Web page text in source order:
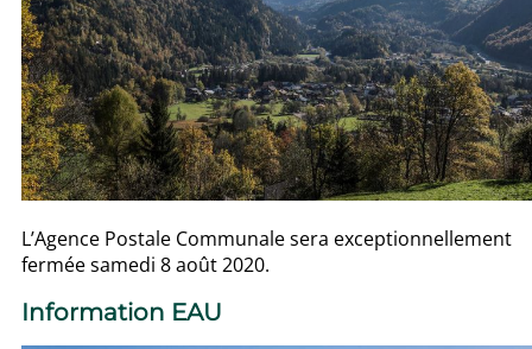
L’Agence Postale Communale sera exceptionnellement
fermée samedi 8 août 2020.
Information EAU